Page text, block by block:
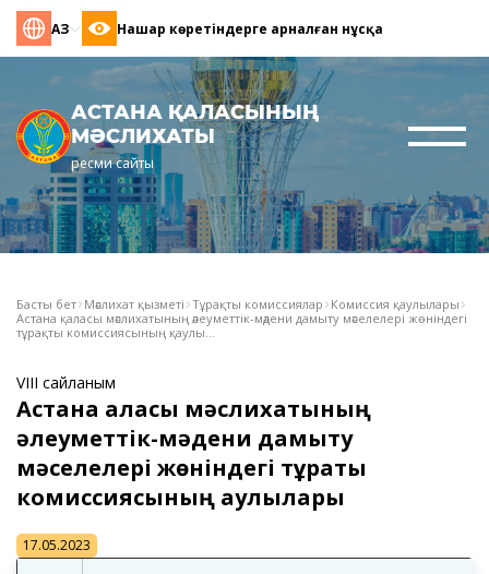
ҚАЗ Нашар көретіндерге арналған нұсқа
АСТАНА ҚАЛАСЫНЫҢ
МӘСЛИХАТЫ
ресми сайты
Басты бет Мәслихат қызметі Тұрақты комиссиялар Комиссия қаулылары
Астана қаласы мәслихатының әлеуметтік-мәдени дамыту мәселелері жөніндегі
тұрақты комиссиясының қаулы...
VIII сайланым
Астана қаласы мәслихатының
әлеуметтік-мәдени дамыту
мәселелері жөніндегі тұрақты
комиссиясының қаулылары
17.05.2023